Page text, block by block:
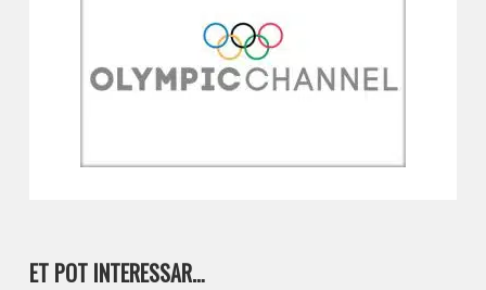
ET POT INTERESSAR…